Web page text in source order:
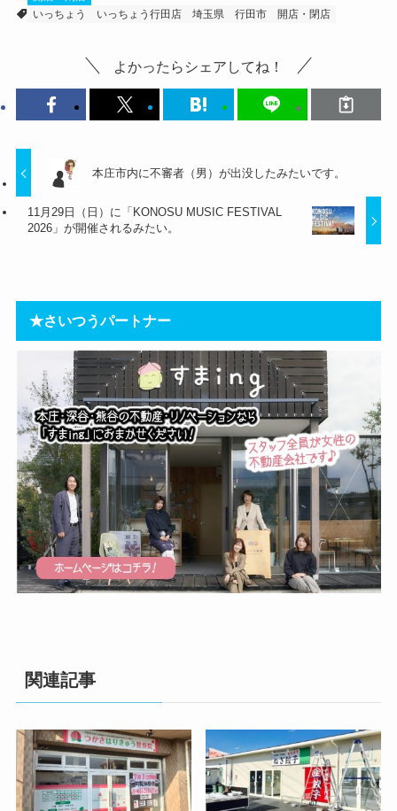
いっちょう
いっちょう行田店 埼玉県 行田市 開店・閉店
よかったらシェアしてね！
本庄市内に不審者（男）が出没したみたいです。
11月29日（日）に「KONOSU MUSIC FESTIVAL
2026」が開催されるみたい。
★さいつうパートナー
関連記事